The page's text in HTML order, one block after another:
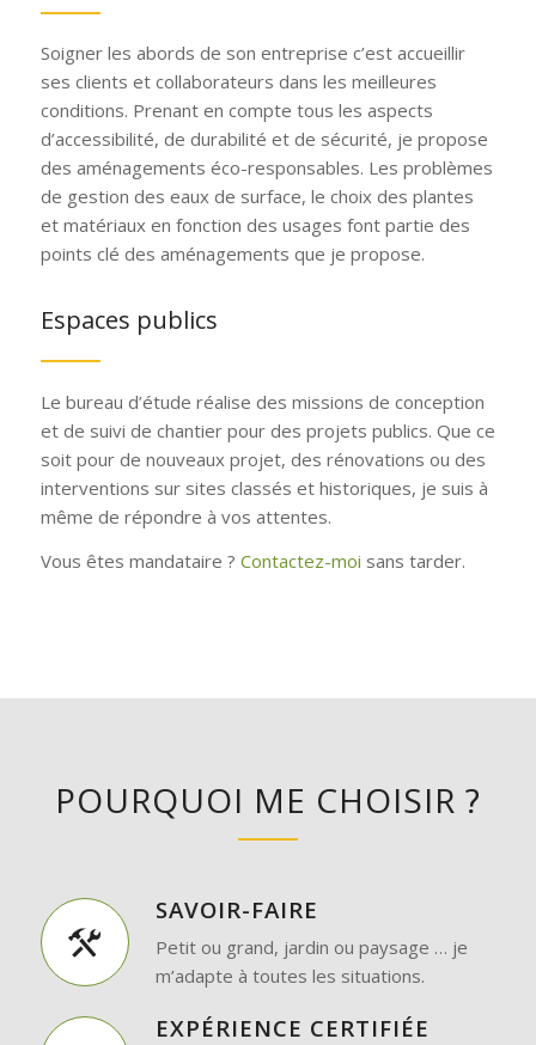
Soigner les abords de son entreprise c’est accueillir
ses clients et collaborateurs dans les meilleures
conditions. Prenant en compte tous les aspects
d’accessibilité, de durabilité et de sécurité, je propose
des aménagements éco-responsables. Les problèmes
de gestion des eaux de surface, le choix des plantes
et matériaux en fonction des usages font partie des
points clé des aménagements que je propose.
Espaces publics
Le bureau d’étude réalise des missions de conception
et de suivi de chantier pour des projets publics. Que ce
soit pour de nouveaux projet, des rénovations ou des
interventions sur sites classés et historiques, je suis à
même de répondre à vos attentes.
Vous êtes mandataire ? Contactez-moi sans tarder.
POURQUOI ME CHOISIR ?
SAVOIR-FAIRE
Petit ou grand, jardin ou paysage … je
m’adapte à toutes les situations.
EXPÉRIENCE CERTIFIÉE